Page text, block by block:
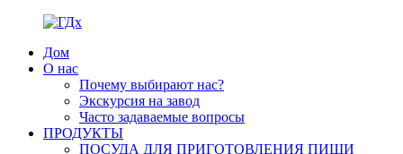
Дом
О нас
Почему выбирают нас?
Экскурсия на завод
Часто задаваемые вопросы
ПРОДУКТЫ
ПОСУДА ДЛЯ ПРИГОТОВЛЕНИЯ ПИЩИ